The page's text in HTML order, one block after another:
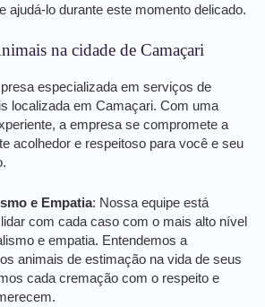
ajudá-lo durante este momento delicado.
na cidade de Camaçari
especializada em serviços de
localizada em Camaçari. Com uma
a empresa se compromete a
acolhedor e respeitoso para você e seu
e Empatia: Nossa equipe está
com cada caso com o mais alto nível
e empatia. Entendemos a
animais de estimação na vida de seus
cada cremação com o respeito e